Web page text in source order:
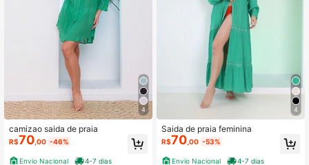
4
camizao saida de praia
R$70 ,00 -46%
Envio Nacional 4-7 dias
4
Saida de praia feminina
R$70 ,00 -53%
Envio Nacional 4-7 dias